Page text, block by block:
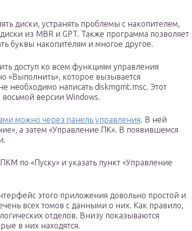
диски, устранять проблемы с накопителем,
из MBR и GPT. Также программа позволяет
буквы накопителям и многое другое.
доступ ко всем функциям управления
«Выполнить», которое вызывается
необходимо написать diskmgmt.msc. Этот
версии Windows.
можно через панель управления. В ней
а затем «Управление ПК». В появившемся
по «Пуску» и указать пункт «Управление
этого приложения довольно простой и
всех томов с данными о них. Как правило,
отделов. Внизу показываются
в них находятся.